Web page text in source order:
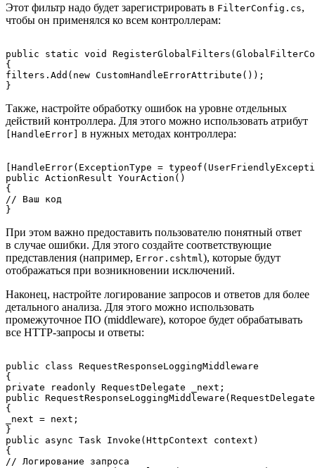
Этот фильтр надо будет зарегистрировать в FilterConfig.cs,
чтобы он применялся ко всем контроллерам:
public static void
{
filters.Add(new CustomHandleErrorAttribute());
Также, настройте обработку ошибок на уровне отдельных
действий контроллера. Для этого можно использовать атрибут
[HandleError] в нужных методах контроллера:
[HandleError(ExceptionType =
public ActionResult YourAction()
{
// Ваш код
При этом важно предоставить пользователю понятный ответ
в случае ошибки. Для этого создайте соответствующие
представления (например, Error.cshtml ), которые будут
отображаться при возникновении исключений.
Наконец, настройте логирование запросов и ответов для более
детального анализа. Для этого можно использовать
промежуточное ПО (middleware), которое будет обрабатывать
все HTTP-запросы и ответы:
public class RequestResponseLoggingMiddleware
{
private readonly RequestDelegate _next;
public
{
_next = next;
}
public async Task Invoke(HttpContext context)
{
// Логирование запроса